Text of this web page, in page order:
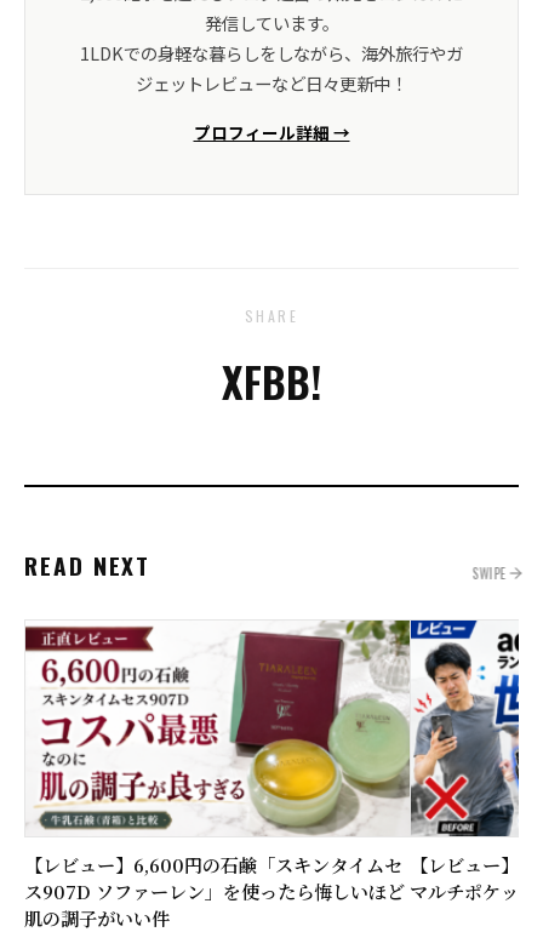
発信しています。
1LDKでの身軽な暮らしをしながら、海外旅行やガ
ジェットレビューなど日々更新中！
プロフィール詳細 →
SHARE
XFBB!
READ NEXT SWIPE
【レビュー】6,600円の石鹸「スキンタイムセ
ス907D ソファーレン」を使ったら悔しいほど
肌の調子がいい件
【レビュー】
マルチポケッ